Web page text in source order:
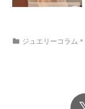
ジュエリーコラム＊